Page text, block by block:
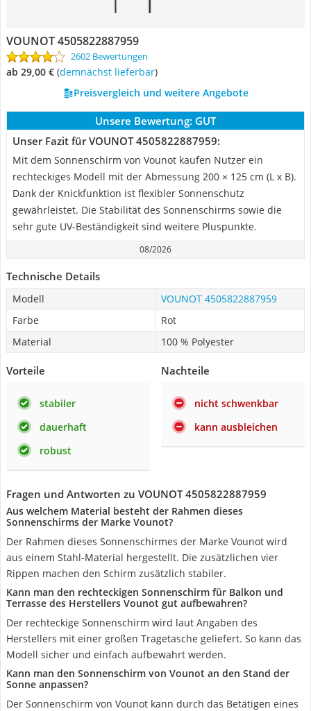
VOUNOT 4505822887959
2602 Bewertungen
ab 29,00 € ( Demnächst lieferbar)
Preisvergleich und weitere Angebote
Unsere Bewertung: GUT
Unser Fazit für VOUNOT 4505822887959:
Mit dem Sonnenschirm von Vounot kaufen Nutzer ein
rechteckiges Modell mit der Abmessung 200 × 125 cm (L x B).
Dank der Knickfunktion ist flexibler Sonnenschutz
gewährleistet. Die Stabilität des Sonnenschirms sowie die
sehr gute UV-Beständigkeit sind weitere Pluspunkte.
08/2026
Technische Details
Modell
VOUNOT 4505822887959
Farbe
Rot
Material
100 % Polyester
Vorteile
stabiler
dauerhaft
robust
Nachteile
nicht schwenkbar
kann ausbleichen
Fragen und Antworten zu VOUNOT 4505822887959
Aus welchem Material besteht der Rahmen dieses
Sonnenschirms der Marke Vounot?
Der Rahmen dieses Sonnenschirmes der Marke Vounot wird
aus einem Stahl-Material hergestellt. Die zusätzlichen vier
Rippen machen den Schirm zusätzlich stabiler.
Kann man den rechteckigen Sonnenschirm für Balkon und
Terrasse des Herstellers Vounot gut aufbewahren?
Der rechteckige Sonnenschirm wird laut Angaben des
Herstellers mit einer großen Tragetasche geliefert. So kann das
Modell sicher und einfach aufbewahrt werden.
Kann man den Sonnenschirm von Vounot an den Stand der
Sonne anpassen?
Der Sonnenschirm von Vounot kann durch das Betätigen eines